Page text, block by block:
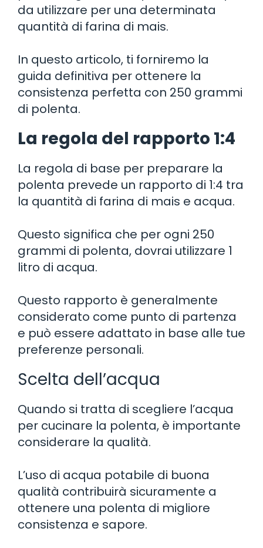
da utilizzare per una determinata
quantità di farina di mais.
In questo articolo, ti forniremo la
guida definitiva per ottenere la
consistenza perfetta con 250 grammi
di polenta.
La regola del rapporto 1:4
La regola di base per preparare la
polenta prevede un rapporto di 1:4 tra
la quantità di farina di mais e acqua.
Questo significa che per ogni 250
grammi di polenta, dovrai utilizzare 1
litro di acqua.
Questo rapporto è generalmente
considerato come punto di partenza
e può essere adattato in base alle tue
preferenze personali.
Scelta dell’acqua
Quando si tratta di scegliere l’acqua
per cucinare la polenta, è importante
considerare la qualità.
L’uso di acqua potabile di buona
qualità contribuirà sicuramente a
ottenere una polenta di migliore
consistenza e sapore.